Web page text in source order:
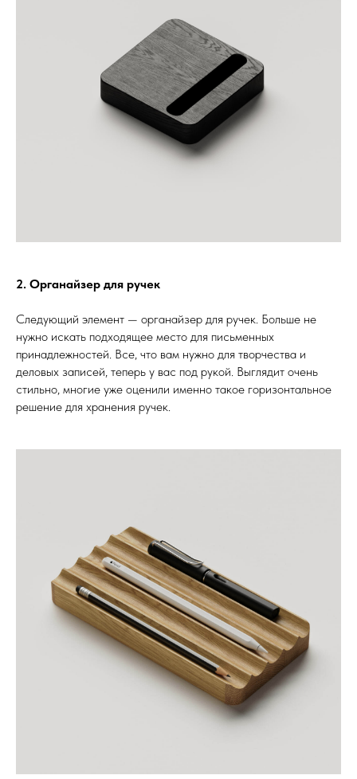
2. Органайзер для ручек
Следующий элемент — органайзер для ручек. Больше не
нужно искать подходящее место для письменных
принадлежностей. Все, что вам нужно для творчества и
деловых записей, теперь у вас под рукой. Выглядит очень
стильно, многие уже оценили именно такое горизонтальное
решение для хранения ручек.